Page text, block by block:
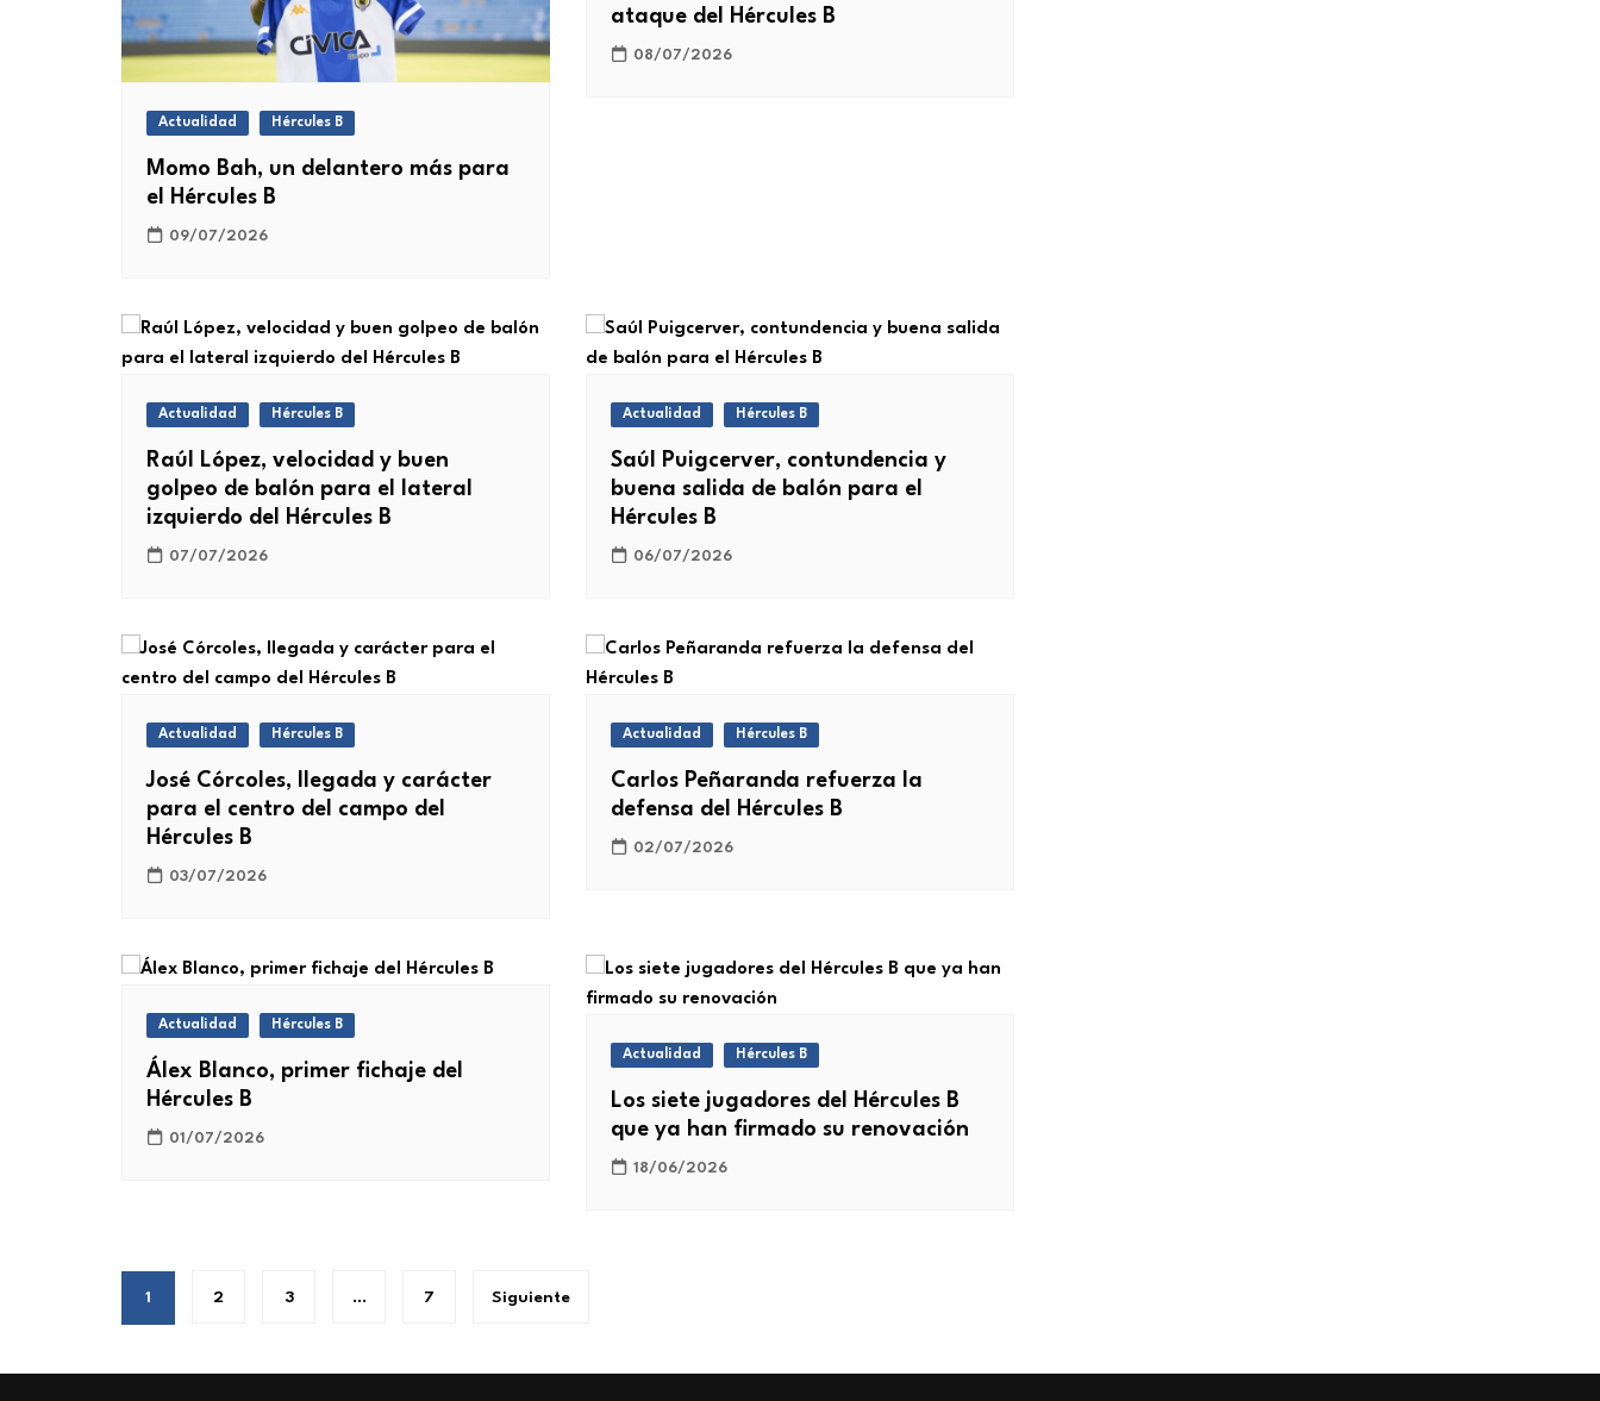
Actualidad Hércules B
Momo Bah, un delantero más para
el Hércules B
09/07/2026
ataque del Hércules B
08/07/2026
Actualidad Hércules B
Raúl López, velocidad y buen
golpeo de balón para el lateral
izquierdo del Hércules B
07/07/2026
Actualidad Hércules B
Saúl Puigcerver, contundencia y
buena salida de balón para el
Hércules B
06/07/2026
Actualidad Hércules B
José Córcoles, llegada y carácter
para el centro del campo del
Hércules B
03/07/2026
Actualidad Hércules B
Carlos Peñaranda refuerza la
defensa del Hércules B
02/07/2026
Actualidad Hércules B
Álex Blanco, primer fichaje del
Hércules B
01/07/2026
Actualidad Hércules B
Los siete jugadores del Hércules B
que ya han firmado su renovación
18/06/2026
Paginación
de
entradas
1 2 3 … 7 Siguiente